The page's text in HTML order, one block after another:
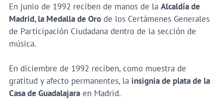
En junio de 1992 reciben de manos de la Alcaldía de
Madrid, la Medalla de Orode los Certámenes Generales
de Participación Ciudadana dentro de la sección de
música.
En diciembre de 1992 reciben, como muestra de
gratitud y afecto permanentes, la insignia de plata de la
Casa de Guadalajaraen Madrid.